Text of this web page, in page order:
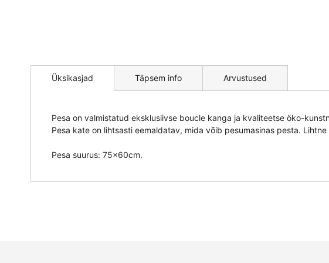
pildigalerii
algusesseÜksikasjad
Pesa on valmistatud eksklusiivse boucle kanga ja kvaliteetse öko-
Pesa kate on lihtsasti eemaldatav, mida võib pesumasinas pesta.
Pesa suurus: 75x60cm.
Täpsem info Arvustused